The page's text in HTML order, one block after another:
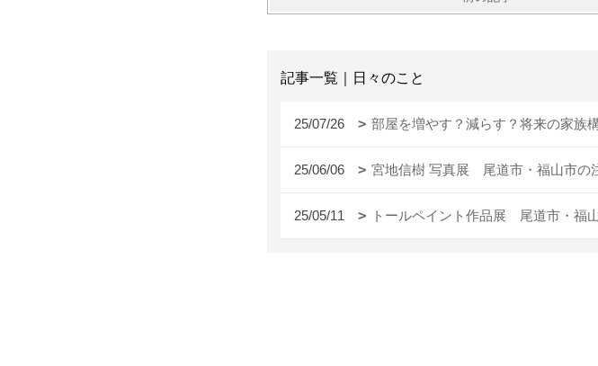
記事一覧｜日々のこと
25/07/26 部屋を増やす？減らす？将来の家族
25/06/06 宮地信樹 写真展 尾道市・福山市の
25/05/11 トールペイント作品展 尾道市・福